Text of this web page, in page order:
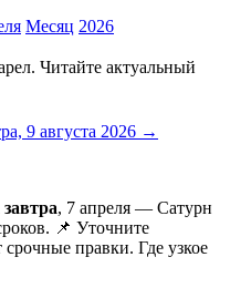
Месяц 2026
Читайте актуальный
9 августа 2026 →
, 7 апреля — Сатурн
📌 Уточните
правки. Где узкое